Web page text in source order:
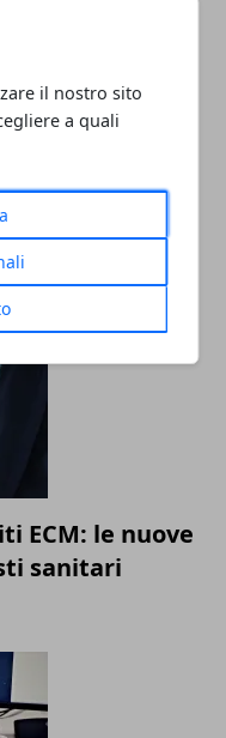
il nostro sito
a quali
ECM: le nuove
sanitari